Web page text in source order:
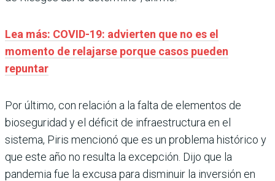
Lea más: COVID-19: advierten que no es el
momento de relajarse porque casos pueden
repuntar
Por último, con relación a la falta de elementos de
bioseguridad y el déficit de infraestructura en el
sistema, Piris mencionó que es un problema histórico y
que este año no resulta la excepción. Dijo que la
pandemia fue la excusa para disminuir la inversión en